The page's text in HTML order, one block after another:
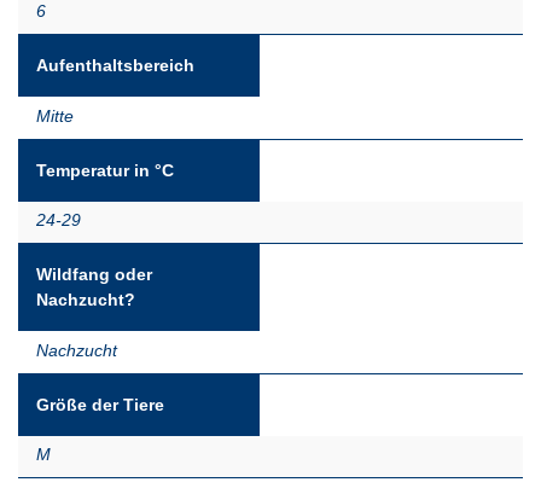
6
Aufenthaltsbereich
Mitte
Temperatur in °C
24-29
Wildfang oder
Nachzucht?
Nachzucht
Größe der Tiere
M